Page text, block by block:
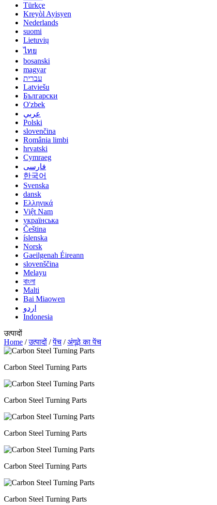
Türkçe
Kreyòl Ayisyen
Nederlands
suomi
Lietuvių
ไทย
bosanski
magyar
עברית
Latviešu
Български
O'zbek
عربي
Polski
slovenčina
România limbi
hrvatski
Cymraeg
فارسی
한국어
Svenska
dansk
Ελληνικά
Việt Nam
українська
Čeština
íslenska
Norsk
Gaeilgenah Éireann
slovenščina
Melayu
বাংলা
Malti
Bai Miaowen
اردو
Indonesia
उत्पादों
Home /उत्पादों /पेंच /अंगूठे का पेंच
Carbon Steel Turning Parts
Carbon Steel Turning Parts
Carbon Steel Turning Parts
Carbon Steel Turning Parts
Carbon Steel Turning Parts